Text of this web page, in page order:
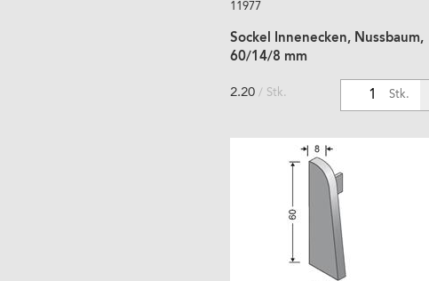
11977
Sockel Innenecken, Nussbaum,
60/14/8 mm
Stk.
2.20 / Stk.